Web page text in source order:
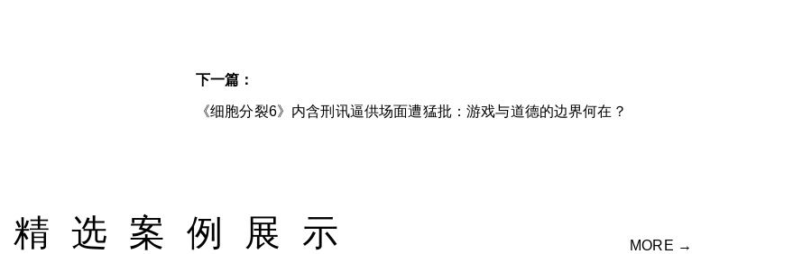
下一篇：
《细胞分裂6》内含刑讯逼供场面遭猛批：游戏与道德的边界何在？
精选案例展示 MORE →